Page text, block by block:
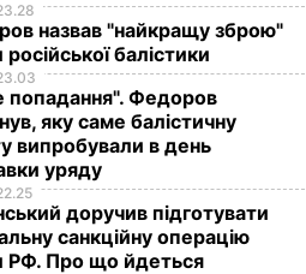
назвав "найкращу зброю"
балістики
попадання". Федоров
яку саме балістичну
випробували в день
уряду
доручив підготувати
санкційну операцію
РФ. Про що йдеться